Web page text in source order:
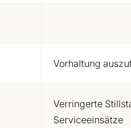
Vorhaltung
Verringerte
Serviceeinsätze